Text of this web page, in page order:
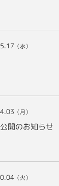
（水）
（月）
開のお知らせ
（火）